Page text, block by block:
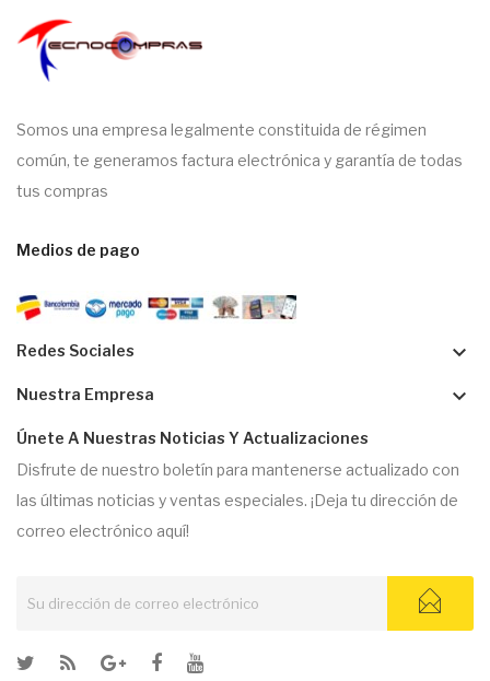
Somos una empresa legalmente constituida de régimen
común, te generamos factura electrónica y garantía de todas
tus compras
Medios de pago
Redes Sociales keyboard_arrow_down
Nuestra Empresa keyboard_arrow_down
Únete A Nuestras Noticias Y Actualizaciones
Disfrute de nuestro boletín para mantenerse actualizado con
las últimas noticias y ventas especiales. ¡Deja tu dirección de
correo electrónico aquí!